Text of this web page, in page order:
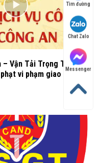
– Vận Tải Trọng Thành –
vi phạm giao thông
Tìm đường
Chat Zalo
Messenger